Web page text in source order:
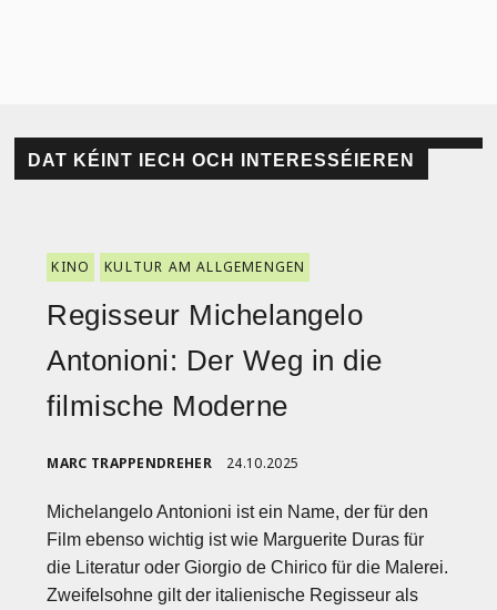
DAT KÉINT IECH OCH INTERESSÉIEREN
KINO KULTUR AM ALLGEMENGEN
Regisseur Michelangelo
Antonioni: Der Weg in die
filmische Moderne
MARC TRAPPENDREHER 24.10.2025
Michelangelo Antonioni ist ein Name, der für den
Film ebenso wichtig ist wie Marguerite Duras für
die Literatur oder Giorgio de Chirico für die Malerei.
Zweifelsohne gilt der italienische Regisseur als